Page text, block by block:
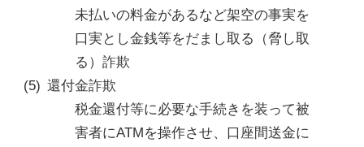
未払いの料金があるなど架空の事実を
口実とし金銭等をだまし取る（脅し取
る）詐欺
還付金詐欺
税金還付等に必要な手続きを装って被
害者にATMを操作させ、口座間送金に